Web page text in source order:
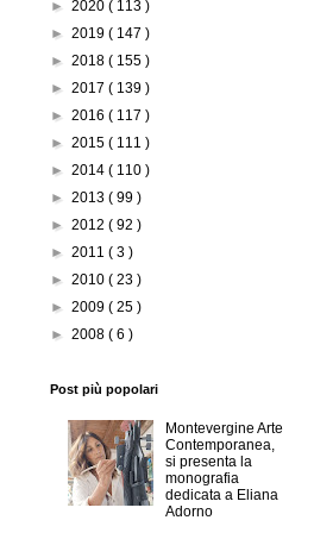
► 2020 ( 113 )
► 2019 ( 147 )
► 2018 ( 155 )
► 2017 ( 139 )
► 2016 ( 117 )
► 2015 ( 111 )
► 2014 ( 110 )
► 2013 ( 99 )
► 2012 ( 92 )
► 2011 ( 3 )
► 2010 ( 23 )
► 2009 ( 25 )
► 2008 ( 6 )
Post più popolari
Montevergine Arte
Contemporanea,
si presenta la
monografia
dedicata a Eliana
Adorno